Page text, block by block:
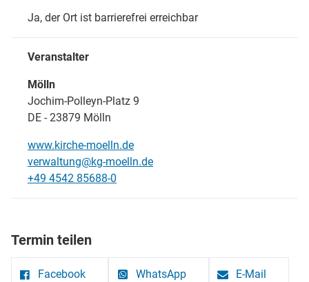
Ja, der Ort ist barrierefrei erreichbar
Veranstalter
Mölln
Jochim-Polleyn-Platz 9
DE - 23879 Mölln
www.kirche-moelln.de
verwaltung@kg-moelln.de
+49 4542 85688-0
Termin teilen
Facebook WhatsApp E-Mail